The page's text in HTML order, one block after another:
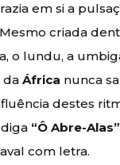
em si a
criada
o lundu, a
daÁfrica nunca
destes
“Ô Abre-Alas”
com letra.